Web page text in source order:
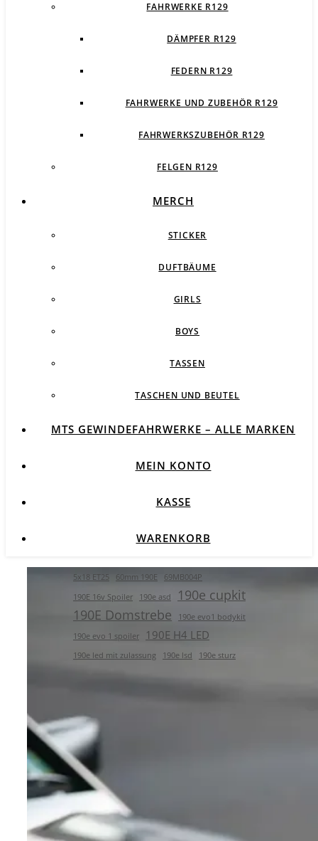
FAHRWERKE R129
DÄMPFER R129
FEDERN R129
FAHRWERKE UND ZUBEHÖR R129
FAHRWERKSZUBEHÖR R129
FELGEN R129
MERCH
STICKER
DUFTBÄUME
GIRLS
BOYS
TASSEN
TASCHEN UND BEUTEL
MTS GEWINDEFAHRWERKE – ALLE MARKEN
MEIN KONTO
KASSE
WARENKORB
5x18 ET25 60mm 190E
69MB004P
190E 16v Spoiler
190e asd
190e cupkit
190E Domstrebe
190e evo1 bodykit
190e evo 1 spoiler
190E H4 LED
190e led mit zulassung 190e lsd 190e sturz